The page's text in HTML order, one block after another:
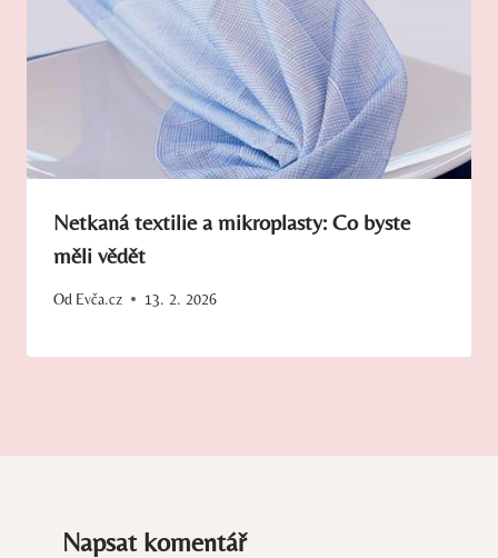
Netkaná textilie a mikroplasty: Co byste
měli vědět
Od Evča.cz 13. 2. 2026
Napsat komentář